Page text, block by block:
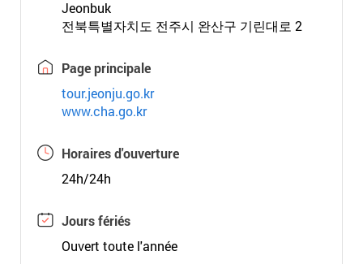
Jeonbuk
전북특별자치도 전주시 완산구 기린대로 2
Page principale
tour.jeonju.go.kr
www.cha.go.kr
Horaires d'ouverture
24h/24h
Jours fériés
Ouvert toute l'année